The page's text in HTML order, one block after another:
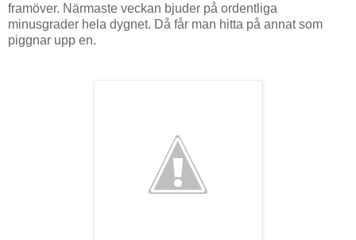
framöver. Närmaste veckan bjuder på ordentliga
minusgrader hela dygnet. Då får man hitta på annat som
piggnar upp en.